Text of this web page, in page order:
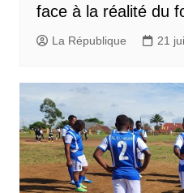
face à la réalité du
La République 21